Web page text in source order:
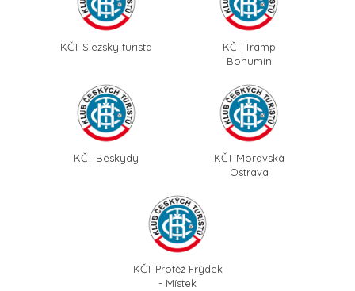
KČT Slezský turista
KČT Tramp
Bohumín
KČT Beskydy
KČT Moravská
Ostrava
KČT Protěž Frýdek
- Místek